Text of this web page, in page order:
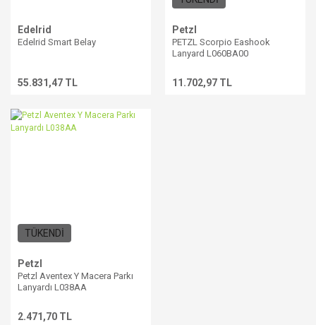
Edelrid
Edelrid Smart Belay
55.831,47 TL
Petzl
PETZL Scorpio Eashook
Lanyard L060BA00
11.702,97 TL
TÜKENDİ
Petzl
Petzl Aventex Y Macera Parkı
Lanyardı L038AA
2.471,70 TL